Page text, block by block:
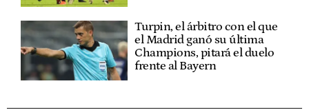
Turpin, el árbitro con el que
el Madrid ganó su última
Champions, pitará el duelo
frente al Bayern